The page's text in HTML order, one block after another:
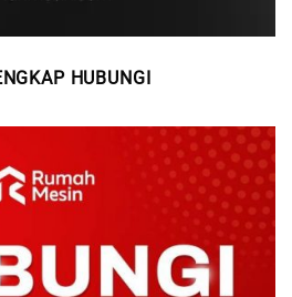
HUBUNGI